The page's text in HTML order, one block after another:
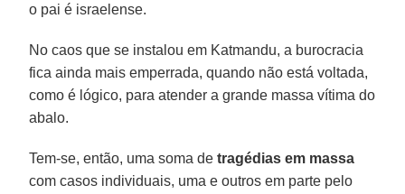
o pai é israelense.
No caos que se instalou em Katmandu, a burocracia
fica ainda mais emperrada, quando não está voltada,
como é lógico, para atender a grande massa vítima do
abalo.
Tem-se, então, uma soma de tragédias em massa
com casos individuais, uma e outros em parte pelo